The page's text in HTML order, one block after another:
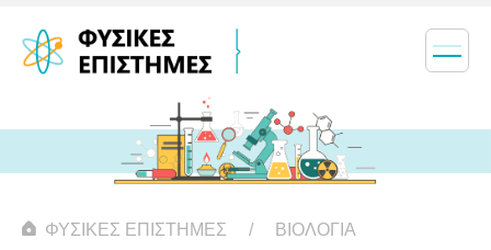
ΦΥΣΙΚΈΣ ΕΠΙΣΤΉΜΕΣ ΒΙΟΛΟΓΊΑ